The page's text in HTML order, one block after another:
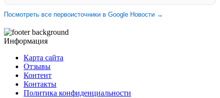
Посмотреть все первоисточники в Google Новости →
Информация
Карта сайта
Отзывы
Контент
Контакты
Политика конфиденциальности